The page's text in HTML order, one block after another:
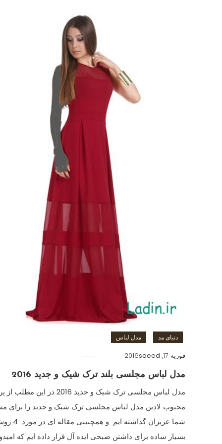
دنیای مد مدل لباس
فوریه 17, 2016 saeed
مدل لباس مجلسی بلند ترک شیک و جدید 2016
مدل لباس مجلسی ترک شیک و جدید 2016 در این
محبوب لادین مدل لباس مجلسی ترک شیک و جدید را برای
شما عزیزان گذاشته ایم و همچنینی
بسیار ساده برای داشتن صبحی ایده آل قرار داده ایم که